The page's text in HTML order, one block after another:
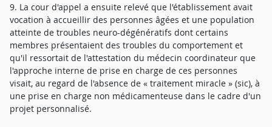
9. La cour d'appel a ensuite relevé que l'établissement avait
vocation à accueillir des personnes âgées et une population
atteinte de troubles neuro-dégénératifs dont certains
membres présentaient des troubles du comportement et
qu'il ressortait de l'attestation du médecin coordinateur que
l'approche interne de prise en charge de ces personnes
visait, au regard de l'absence de « traitement miracle » (sic), à
une prise en charge non médicamenteuse dans le cadre d'un
projet personnalisé.